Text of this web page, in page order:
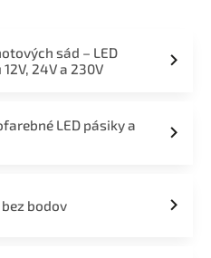
sád – LED
24V a 230V
LED pásiky a
bez bodov